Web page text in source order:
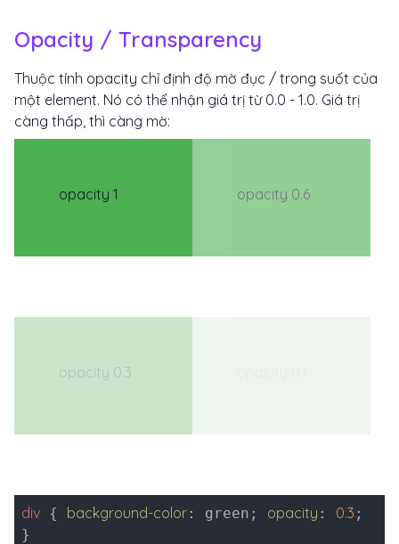
Opacity / Transparency
Thuộc tính opacity chỉ định độ mờ đục / trong suốt của
một element. Nó có thể nhận giá trị từ 0.0 - 1.0. Giá trị
càng thấp, thì càng mờ:
opacity 1 opacity 0.6
opacity 0.3
div { background-color: green; opacity : 0.3 ;
}